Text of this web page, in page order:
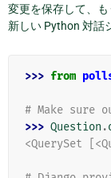
変更を保存して、
新しい Python 対話
>>> from
# Make sure
>>> Question .
<QuerySet